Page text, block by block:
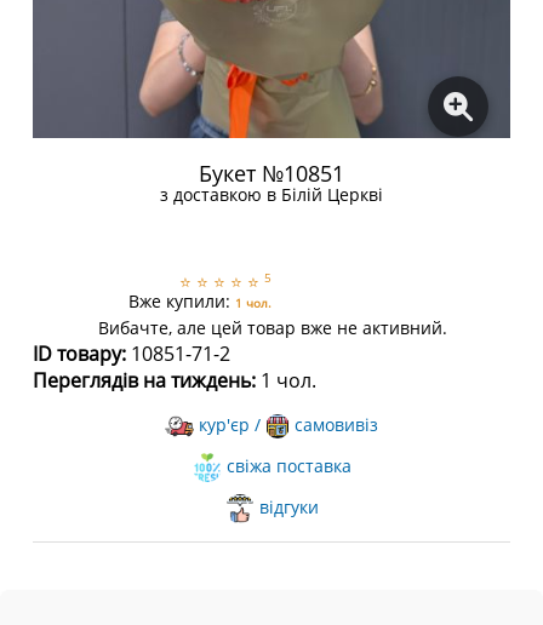
Букет №10851
з доставкою в Білій Церкві
⭐ ⭐ ⭐ ⭐ ⭐ 5
Вже купили: 1 чол.
Вибачте, але цей товар вже не активний.
ID товару: 10851-71-2
Переглядів на тиждень: 1 чол.
кур'єр /
самовивіз
свіжа поставка
відгуки